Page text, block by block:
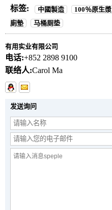
标签: 中國製造 100％原生漿
廁墊
马桶厕垫
有用实业有限公司
电话:+852 2898 9100
联络人:Carol Ma
发送询问